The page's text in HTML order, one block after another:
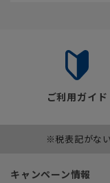
ご利用ガイド
※税表記がな
キャンペーン情報